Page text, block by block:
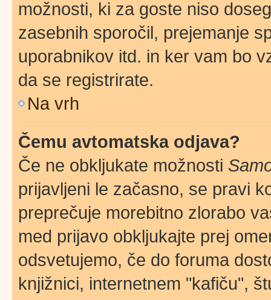
možnosti, ki za goste niso
zasebnih sporočil, prejemanje
uporabnikov itd. in ker vam bo
da se registrirate.
Na vrh
Čemu avtomatska odjava?
Če ne obkljukate možnosti
prijavljeni le začasno, se pravi
preprečuje morebitno zlorabo
med prijavo obkljukajte prej
odsvetujemo, če do foruma
knjižnici, internetnem "kafiču",